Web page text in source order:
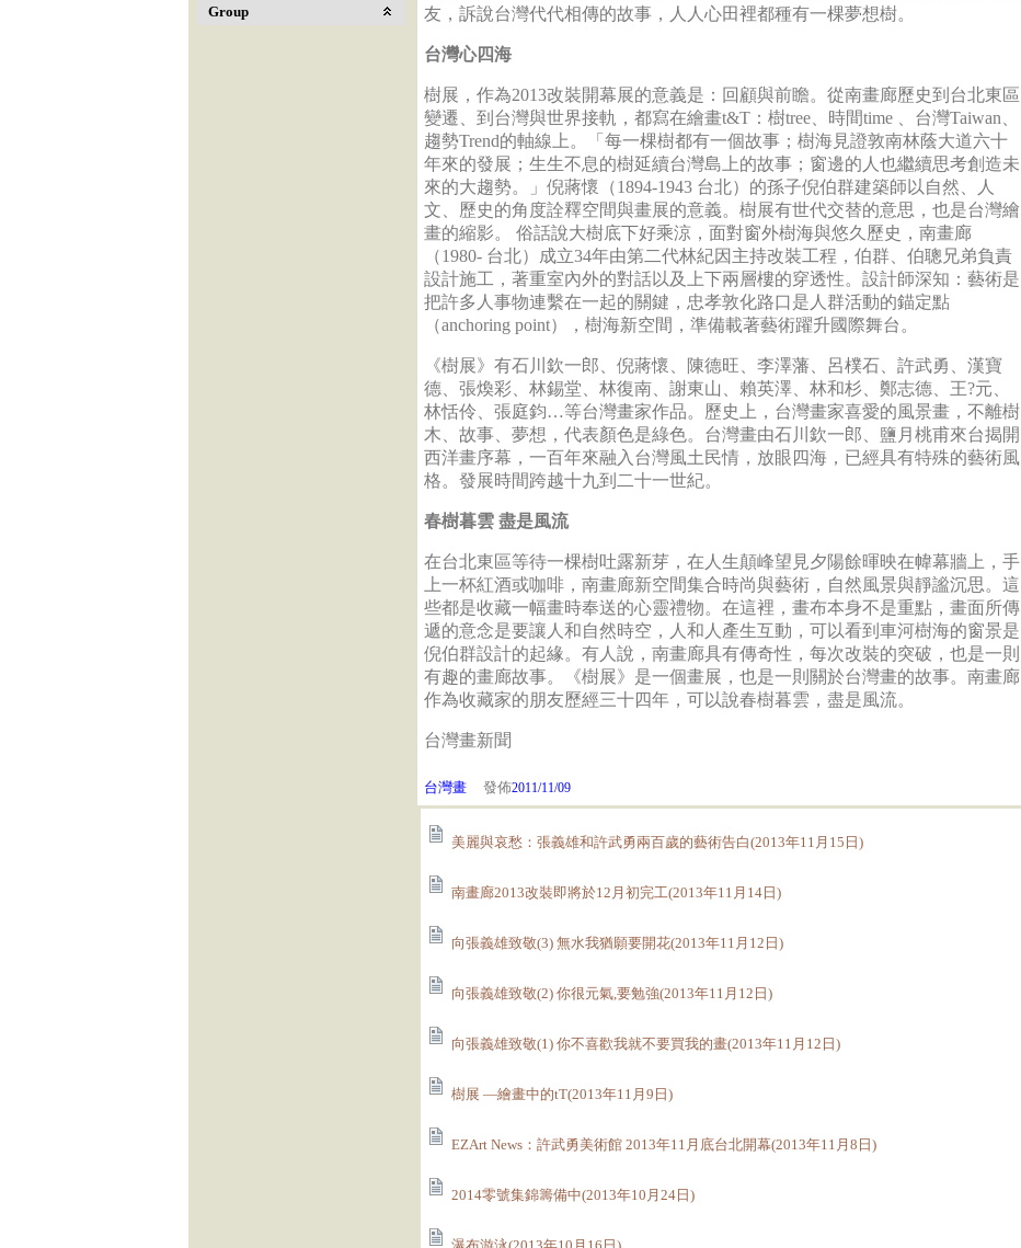
Group
友，訴說台灣代代相傳的故事，人人心田裡都種有一棵夢想樹。
台灣心四海
樹展，作為2013改裝開幕展的意義是：回顧與前瞻。從南畫廊歷史到台北東區
變遷、到台灣與世界接軌，都寫在繪畫t&T：樹tree、時間time 、台灣Taiwan、
趨勢Trend的軸線上。「每一棵樹都有一個故事；樹海見證敦南林蔭大道六十
年來的發展；生生不息的樹延續台灣島上的故事；窗邊的人也繼續思考創造未
來的大趨勢。」倪蔣懷（1894-1943 台北）的孫子倪伯群建築師以自然、人
文、歷史的角度詮釋空間與畫展的意義。樹展有世代交替的意思，也是台灣繪
畫的縮影。 俗話說大樹底下好乘涼，面對窗外樹海與悠久歷史，南畫廊
（1980- 台北）成立34年由第二代林紀因主持改裝工程，伯群、伯聰兄弟負責
設計施工，著重室內外的對話以及上下兩層樓的穿透性。設計師深知：藝術是
把許多人事物連繫在一起的關鍵，忠孝敦化路口是人群活動的錨定點
（anchoring point），樹海新空間，準備載著藝術躍升國際舞台。
《樹展》有石川欽一郎、倪蔣懷、陳德旺、李澤藩、呂樸石、許武勇、漢寶
德、張煥彩、林錫堂、林復南、謝東山、賴英澤、林和杉、鄭志德、王?元、
林恬伶、張庭鈞…等台灣畫家作品。歷史上，台灣畫家喜愛的風景畫，不離樹
木、故事、夢想，代表顏色是綠色。台灣畫由石川欽一郎、鹽月桃甫來台揭開
西洋畫序幕，一百年來融入台灣風土民情，放眼四海，已經具有特殊的藝術風
格。發展時間跨越十九到二十一世紀。
春樹暮雲 盡是風流
在台北東區等待一棵樹吐露新芽，在人生顛峰望見夕陽餘暉映在幃幕牆上，手
上一杯紅酒或咖啡，南畫廊新空間集合時尚與藝術，自然風景與靜謐沉思。這
些都是收藏一幅畫時奉送的心靈禮物。在這裡，畫布本身不是重點，畫面所傳
遞的意念是要讓人和自然時空，人和人產生互動，可以看到車河樹海的窗景是
倪伯群設計的起緣。有人說，南畫廊具有傳奇性，每次改裝的突破，也是一則
有趣的畫廊故事。《樹展》是一個畫展，也是一則關於台灣畫的故事。南畫廊
作為收藏家的朋友歷經三十四年，可以說春樹暮雲，盡是風流。
台灣畫新聞
台灣畫 發佈2011/11/09
美麗與哀愁：張義雄和許武勇兩百歲的藝術告白(2013年11月15日)
南畫廊2013改裝即將於12月初完工(2013年11月14日)
向張義雄致敬(3) 無水我猶願要開花(2013年11月12日)
向張義雄致敬(2) 你很元氣,要勉強(2013年11月12日)
向張義雄致敬(1) 你不喜歡我就不要買我的畫(2013年11月12日)
樹展 —繪畫中的tT(2013年11月9日)
EZArt News：許武勇美術館 2013年11月底台北開幕(2013年11月8日)
2014零號集錦籌備中(2013年10月24日)